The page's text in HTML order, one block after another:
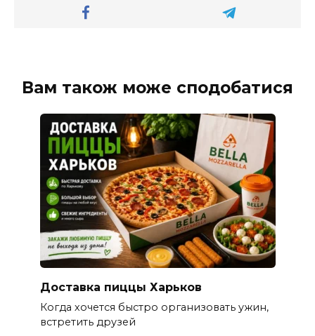
Вам також може сподобатися
Доставка пиццы Харьков
Когда хочется быстро организовать ужин,
встретить друзей